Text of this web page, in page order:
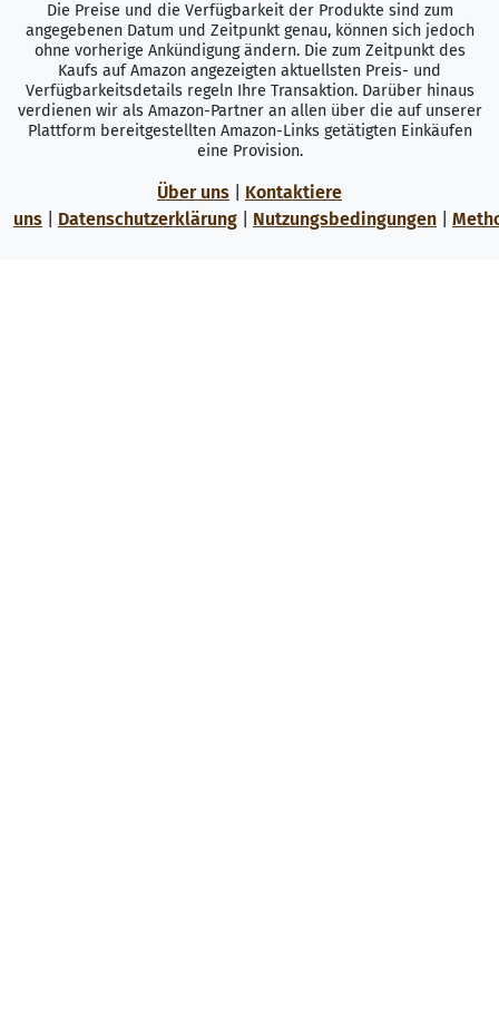
Die Preise und die Verfügbarkeit der Produkte sind zum
angegebenen Datum und Zeitpunkt genau, können sich jedoch
ohne vorherige Ankündigung ändern. Die zum Zeitpunkt des
Kaufs auf Amazon angezeigten aktuellsten Preis- und
Verfügbarkeitsdetails regeln Ihre Transaktion. Darüber hinaus
verdienen wir als Amazon-Partner an allen über die auf unserer
Plattform bereitgestellten Amazon-Links getätigten Einkäufen
eine Provision.
Über uns
Kontaktiere
uns
Datenschutzerklärung Nutzungsbedingungen